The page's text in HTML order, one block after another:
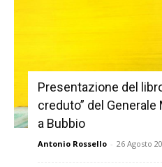
Presentazione del
creduto” del
a Bubbio
Antonio Rossello - 26 Agosto